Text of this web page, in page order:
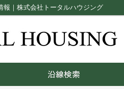
報｜株式会社トータルハウジング